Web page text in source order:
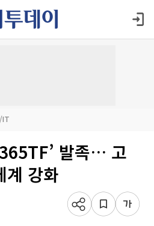
IT
발족… 고
계 강화